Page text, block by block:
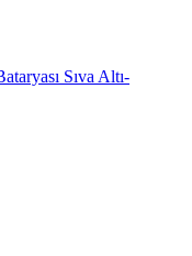
Sıva Altı-